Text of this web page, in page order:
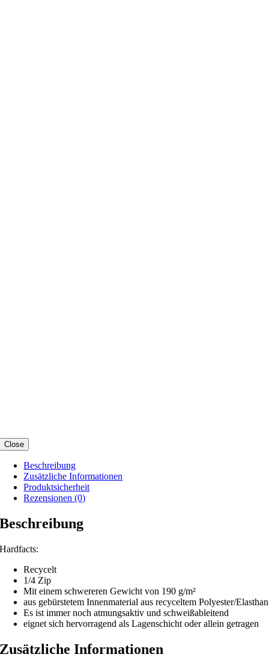
Close
Beschreibung
Zusätzliche Informationen
Produktsicherheit
Rezensionen (0)
Beschreibung
Hardfacts:
Recycelt
1/4 Zip
Mit einem schwereren Gewicht von 190 g/m²
aus gebürstetem Innenmaterial aus recyceltem Polyester/Elasthan
Es ist immer noch atmungsaktiv und schweißableitend
eignet sich hervorragend als Lagenschicht oder allein getragen
Zusätzliche Informationen